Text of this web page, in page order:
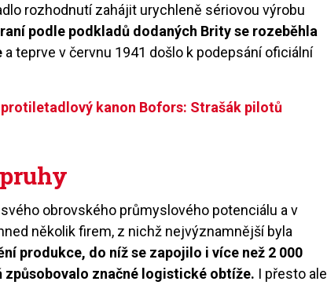
rozhodnutí zahájit urychleně sériovou výrobu
podle podkladů dodaných Brity se rozeběhla
a teprve v červnu 1941 došlo k podepsání oficiální
kanon Bofors: Strašák pilotů
obrovského průmyslového potenciálu a v
několik firem, z nichž nejvýznamnější byla
produkce, do níž se zapojilo i více než 2 000
způsobovalo značné logistické obtíže. I přesto ale